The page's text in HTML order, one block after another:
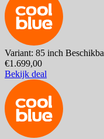
Variant: 85 inch
€1.699,00
Bekijk deal